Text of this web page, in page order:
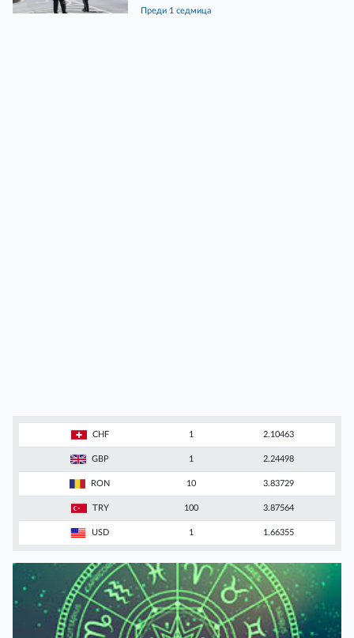
преди 1 седмица
CHF 1 2.10463
GBP 1 2.24498
RON 10 3.83729
TRY 100 3.87564
USD 1 1.66355